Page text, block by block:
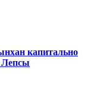
капитально
Лепсы